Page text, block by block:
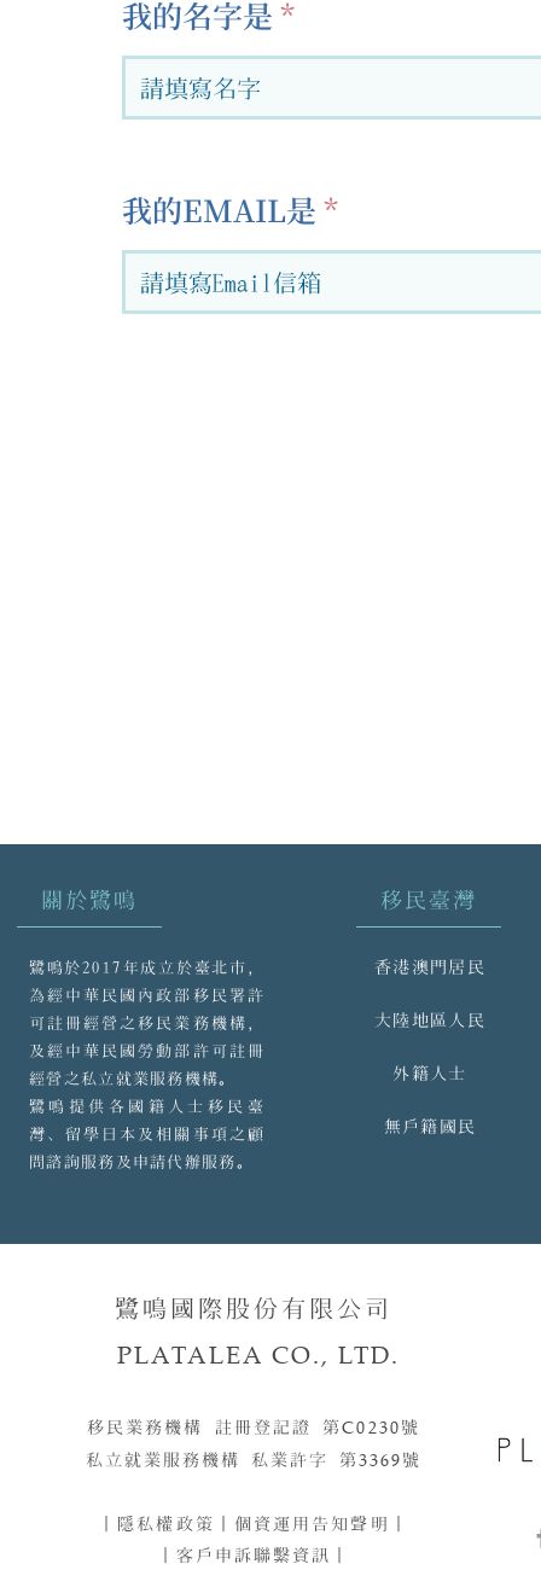
我的名字是
我的EMAIL是
關於鷺鳴
鷺鳴於2017年成立於臺北市，
為經中華民國內政部移民署許
可註冊經營之移民業務機構，
及經中華民國勞動部許可註冊
經營之私立就業服務機構。
鷺鳴提供各國籍人士移民臺
灣、留學日本及相關事項之顧
問諮詢服務及申請代辦服務。
移民臺灣
香港澳門居民
大陸地區人民
外籍人士
無戶籍國民
鷺鳴國際股份有限公司
PLATALEA CO., LTD.
移民業務機構 註冊登記證 第C0230號​​
私立就業服務機構 私業許字 第3369號
｜ 隱私權政策 ｜ 個資運用告知聲明 ｜
｜客戶申訴聯繫資訊｜